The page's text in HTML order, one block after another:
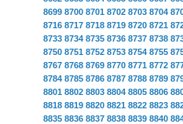
8699 8700 8701 8702 8703 8704
8716 8717 8718 8719 8720 8721
8733 8734 8735 8736 8737 8738
8750 8751 8752 8753 8754 8755
8767 8768 8769 8770 8771 8772
8784 8785 8786 8787 8788 8789
8801 8802 8803 8804 8805 8806
8818 8819 8820 8821 8822 8823
8835 8836 8837 8838 8839 8840